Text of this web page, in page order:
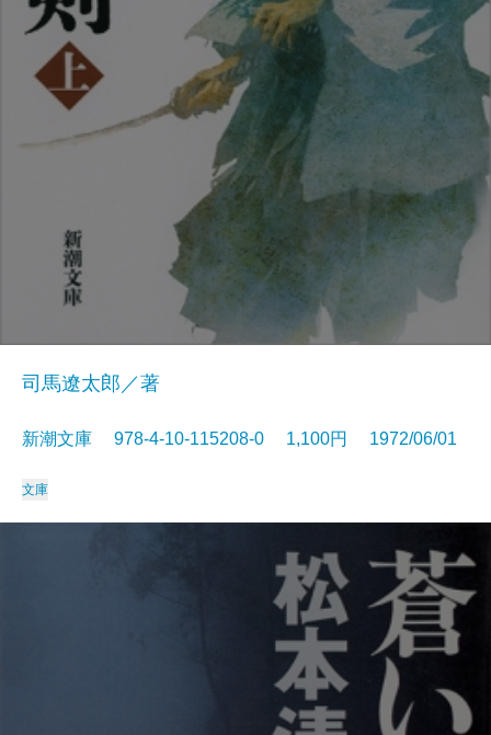
司馬遼太郎／著
新潮文庫 978-4-10-115208-0 1,100円 1972/06/01
文庫